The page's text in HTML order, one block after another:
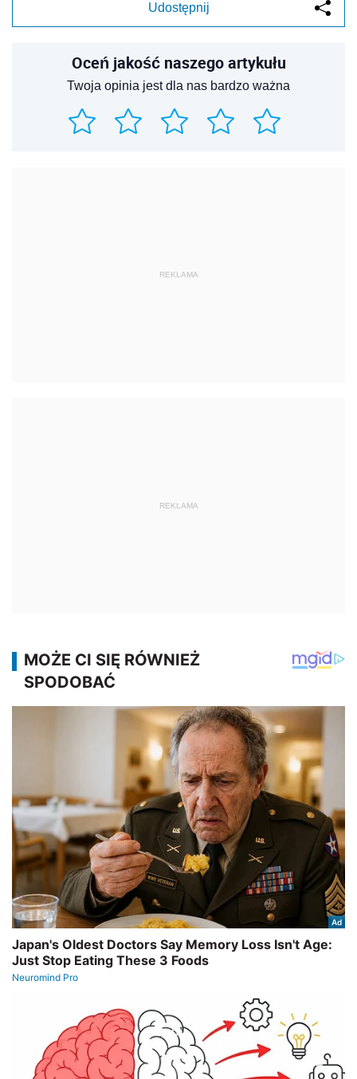
Udostępnij
Oceń jakość naszego artykułu
Twoja opinia jest dla nas bardzo ważna
REKLAMA
REKLAMA